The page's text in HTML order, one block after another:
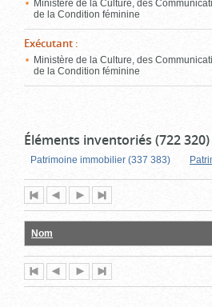
Ministère de la Culture, des
de la Condition féminine
Exécutant :
Ministère de la Culture, des
de la Condition féminine
Éléments inventoriés (722 320)
Patrimoine immobilier (337 383)
Première
page
Page
précédente
suivante
page
Nom
Première
page
Page
précédente
suivante
page